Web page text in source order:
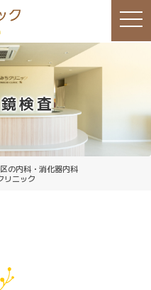
検査
の内科・消化器内科
リニック